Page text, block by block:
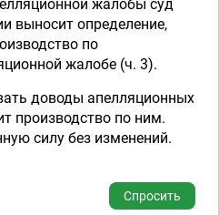
жалобы суд
выносит определение,
по
жалобе (ч. 3).
доводы апелляционных
производство по ним.
силу без изменений.
Спросить